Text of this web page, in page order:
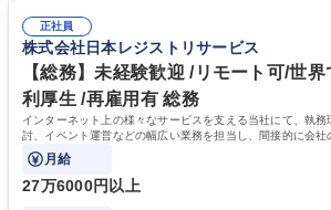
のご応募をお待ちしております。 募集職種 【第二新卒オープンポジショ
ン】業界未経験歓迎/自社ゲーム/WEB面接
正社員
株式会社日本レジストリサービス
【総務】未経験歓迎 /リモート可/世
利厚生 /再雇用有 総務
インターネット上の様々なサービスを支える当社にて、執
討、イベント運営などの幅広い業務を担当し、間接的に会社
ている部署です。
月給
27万6000円以上